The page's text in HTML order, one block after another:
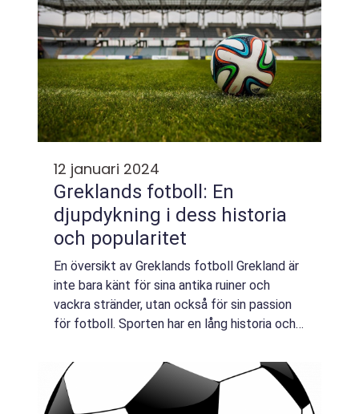
12 januari 2024
Greklands fotboll: En
djupdykning i dess historia
och popularitet
En översikt av Greklands fotboll Grekland är
inte bara känt för sina antika ruiner och
vackra stränder, utan också för sin passion
för fotboll. Sporten har en lång historia och
artikel kommer vi att utforska al...